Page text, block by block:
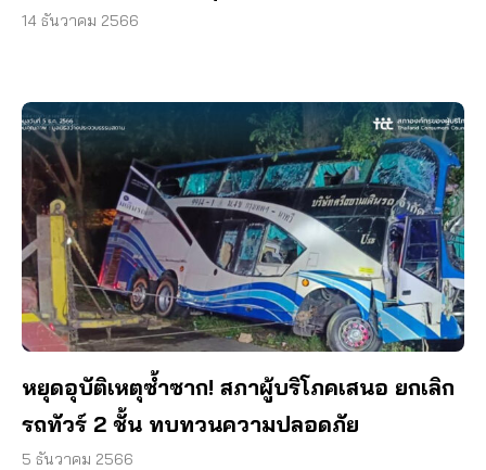
14 ธันวาคม 2566
หยุดอุบัติเหตุซ้ำซาก! สภาผู้บริโภคเสนอ ยกเลิก
รถทัวร์ 2 ชั้น ทบทวนความปลอดภัย
5 ธันวาคม 2566